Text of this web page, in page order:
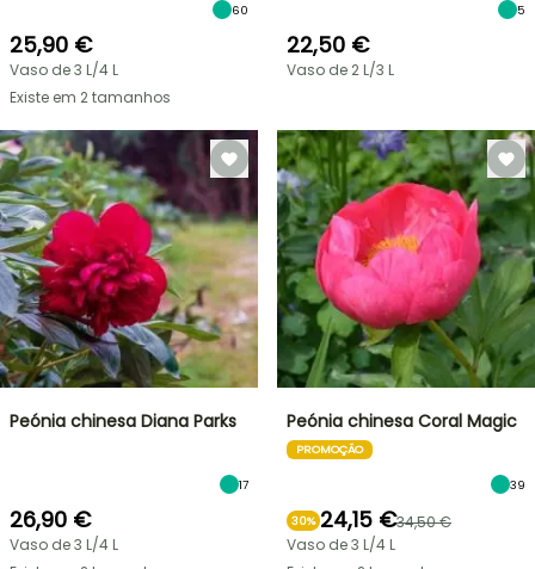
60
25,90 €
Vaso de 3 L/4 L
Existe em 2 tamanhos
5
22,50 €
Vaso de 2 L/3 L
Peónia chinesa Diana Parks
17
26,90 €
Vaso de 3 L/4 L
Peónia chinesa Coral Magic
PROMOÇÃO
39
30% 24,15 €34,50 €
Vaso de 3 L/4 L